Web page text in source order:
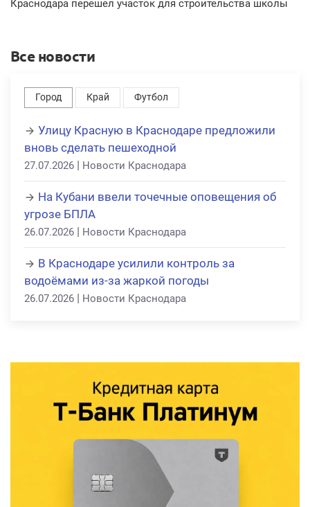
Краснодара перешел участок для строительства школы
Все новости
Город Край Футбол
Улицу Красную в Краснодаре предложили
вновь сделать пешеходной
27.07.2026 | Новости Краснодара
На Кубани ввели точечные оповещения об
угрозе БПЛА
26.07.2026 | Новости Краснодара
В Краснодаре усилили контроль за
водоёмами из-за жаркой погоды
26.07.2026 | Новости Краснодара